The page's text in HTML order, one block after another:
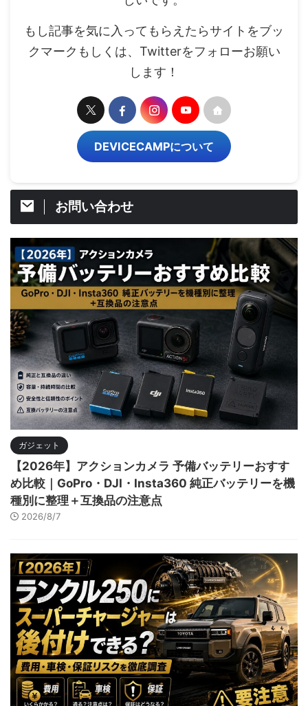
もし記事を気に入ってもらえたらサイトをブッ
クマークもしくは、Twitterをフォローお願い
します！
DEVICECAMPについて
お問い合わせ
ガジェット
【2026年】アクションカメラ 予備バッテリーおすす
め比較｜GoPro・DJI・Insta360 純正バッテリーを機
種別に整理＋互換品の注意点
2026/8/7